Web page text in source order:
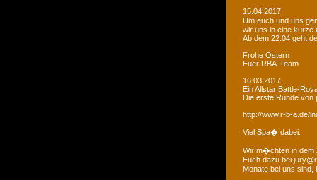
15.04.2017
Um euch und uns
wir uns in eine kurze
Ab dem 22.04 geht
Frohe Ostern
Euer RBA-Team
16.03.2017
Ein Allstar Battle-
Die erste Runde von
http://www.r-b-a.de/
Viel Spa� dabei.
Wir m�chten in dem
Euch dazu bei
Monate bei uns